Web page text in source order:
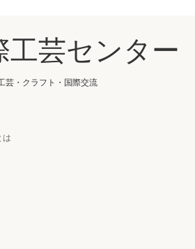
工芸センター
芸・クラフト・国際交流
は